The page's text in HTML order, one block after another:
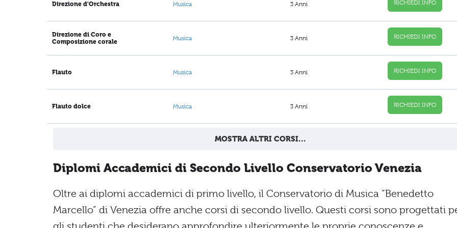
Direzione d'Orchestra Musica 3 Anni RICHIEDI INFO
Direzione di Coro e
Composizione corale
Musica 3 Anni RICHIEDI INFO
Flauto Musica 3 Anni RICHIEDI INFO
Flauto dolce Musica 3 Anni RICHIEDI INFO
MOSTRA ALTRI CORSI...
Diplomi Accademici di Secondo Livello Conservatorio Venezia
Oltre ai diplomi accademici di primo livello, il Conservatorio di Musica “Benedetto
Marcello” di Venezia offre anche corsi di secondo livello. Questi corsi sono progettati